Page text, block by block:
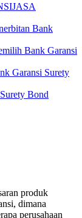
JASA
Bank
Bank Garansi
Garansi Surety
Bond
produk
dimana
perusahaan